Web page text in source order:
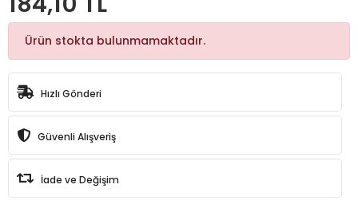
Ürün stokta bulunmamaktadır.
Hızlı Gönderi
Güvenli Alışveriş
İade ve Değişim